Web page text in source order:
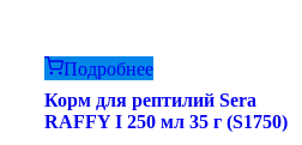
Подробнее
Корм для рептилий Sera
RAFFY I 250 мл 35 г (S1750)